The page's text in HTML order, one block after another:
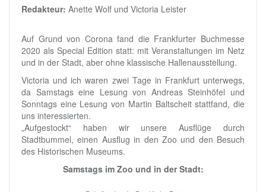
Redakteur: Anette Wolf und Victoria Leister
Auf Grund von Corona fand die Frankfurter Buchmesse
2020 als Special Edition statt: mit Veranstaltungen im Netz
und in der Stadt, aber ohne klassische Hallenausstellung.
Victoria und ich waren zwei Tage in Frankfurt unterwegs,
da Samstags eine Lesung von Andreas Steinhöfel und
Sonntags eine Lesung von Martin Baltscheit stattfand, die
uns interessierten.
„Aufgestockt“ haben wir unsere Ausflüge durch
Stadtbummel, einen Ausflug in den Zoo und den Besuch
des Historischen Museums.
Samstags im Zoo und in der Stadt: